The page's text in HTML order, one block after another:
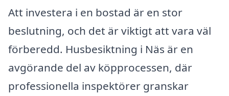
Att investera i en bostad är en stor
beslutning, och det är viktigt att vara väl
förberedd. Husbesiktning i Näs är en
avgörande del av köpprocessen, där
professionella inspektörer granskar